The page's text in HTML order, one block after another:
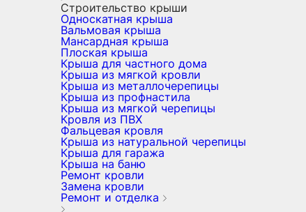
Строительство крыши
Односкатная крыша
Вальмовая крыша
Мансардная крыша
Плоская крыша
Крыша для частного дома
Крыша из мягкой кровли
Крыша из металлочерепицы
Крыша из профнастила
Крыша из мягкой черепицы
Кровля из ПВХ
Фальцевая кровля
Крыша из натуральной черепицы
Крыша для гаража
Крыша на баню
Ремонт кровли
Замена кровли
Ремонт и отделка